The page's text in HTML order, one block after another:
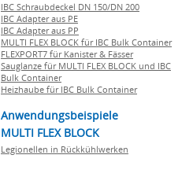
IBC Schraubdeckel DN 150/DN 200
IBC Adapter aus PE
IBC Adapter aus PP
MULTI FLEX BLOCK für IBC Bulk Container
FLEXPORT7 für Kanister & Fässer
Sauglanze für MULTI FLEX BLOCK und IBC
Bulk Container
Heizhaube für IBC Bulk Container
Anwendungsbeispiele
MULTI FLEX BLOCK
Legionellen in Rückkühlwerken